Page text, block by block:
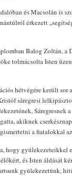
és Macsolán is
érkezett
Balog Zoltán, a
tolmácsolta Isten
hétvégére került sor
sáregresi
Sáregresnek
akiknek
a fiatalokkal
hogy gyülekezeteikkel
és Isten áldását
gyülekezetünk,